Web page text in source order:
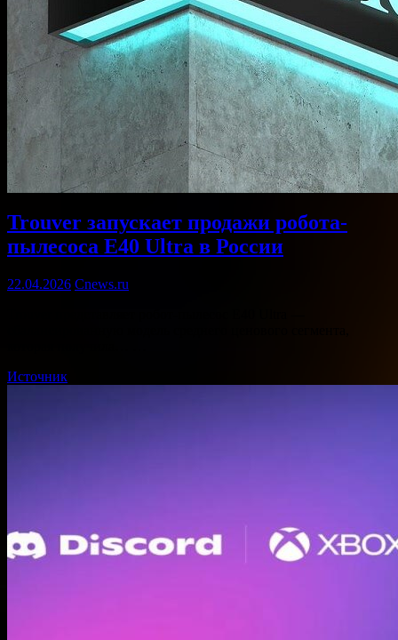
Trouver запускает продажи робота-
пылесоса E40 Ultra в России
22.04.2026 Cnews.ru
Источник